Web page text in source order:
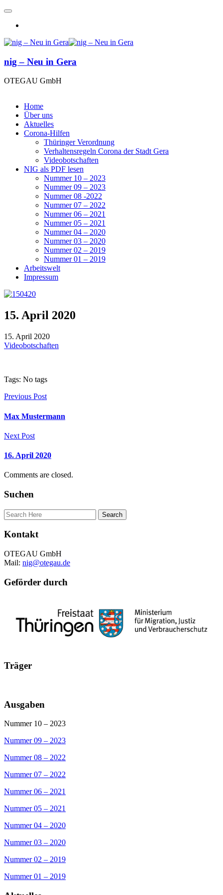
nig – Neu in Gera
OTEGAU GmbH
Home
Über uns
Aktuelles
Corona-Hilfen
Thüringer Verordnung
Verhaltensregeln Corona der Stadt Gera
Videobotschaften
NIG als PDF lesen
Nummer 10 – 2023
Nummer 09 – 2023
Nummer 08 -2022
Nummer 07 – 2022
Nummer 06 – 2021
Nummer 05 – 2021
Nummer 04 – 2020
Nummer 03 – 2020
Nummer 02 – 2019
Nummer 01 – 2019
Arbeitswelt
Impressum
15. April 2020
15. April 2020
Videobotschaften
Tags: No tags
Previous Post
Max Mustermann
Next Post
16. April 2020
Comments are closed.
Suchen
Kontakt
OTEGAU GmbH
Mail: nig@otegau.de
Geförder durch
Träger
Ausgaben
Nummer 10 – 2023
Nummer 09 – 2023
Nummer 08 – 2022
Nummer 07 – 2022
Nummer 06 – 2021
Nummer 05 – 2021
Nummer 04 – 2020
Nummer 03 – 2020
Nummer 02 – 2019
Nummer 01 – 2019